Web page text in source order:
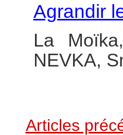
Agrandir
La
NEVKA,
Articles